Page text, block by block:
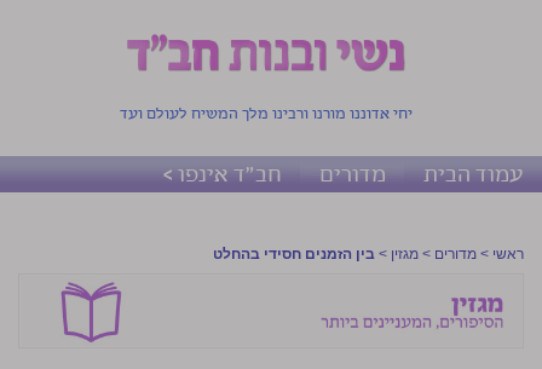
יחי אדוננו מורנו ורבינו מלך המשיח לעולם ועד
עמוד הבית מדורים חב"ד אינפו >
ראשי > מדורים > מגזין > בין הזמנים חסידי בהחלט